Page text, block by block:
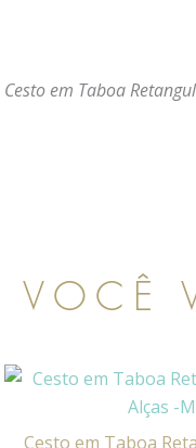
Cesto em Taboa
VOCÊ
Cesto em Taboa